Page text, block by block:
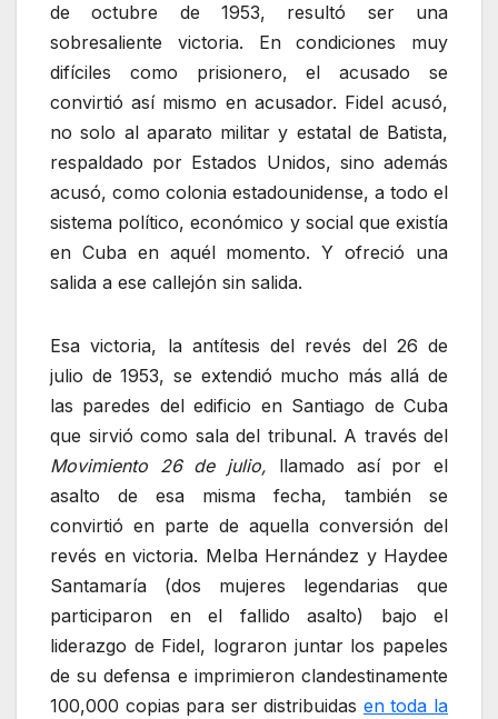
de octubre de 1953, resultó ser una
sobresaliente victoria. En condiciones muy
difíciles como prisionero, el acusado se
convirtió así mismo en acusador. Fidel acusó,
no solo al aparato militar y estatal de Batista,
respaldado por Estados Unidos, sino además
acusó, como colonia estadounidense, a todo el
sistema político, económico y social que existía
en Cuba en aquél momento. Y ofreció una
salida a ese callejón sin salida.
Esa victoria, la antítesis del revés del 26 de
julio de 1953, se extendió mucho más allá de
las paredes del edificio en Santiago de Cuba
que sirvió como sala del tribunal. A través del
Movimiento 26 de julio, llamado así por el
asalto de esa misma fecha, también se
convirtió en parte de aquella conversión del
revés en victoria. Melba Hernández y Haydee
Santamaría (dos mujeres legendarias que
participaron en el fallido asalto) bajo el
liderazgo de Fidel, lograron juntar los papeles
de su defensa e imprimieron clandestinamente
100,000 copias para ser distribuidas en toda la